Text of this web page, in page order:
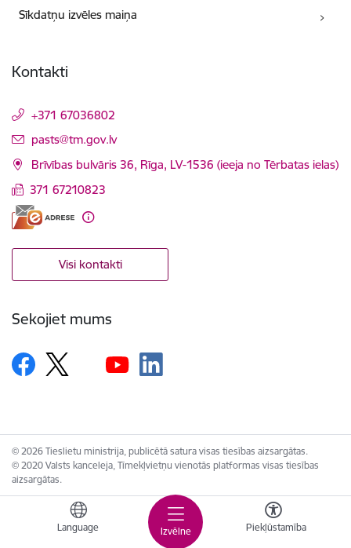
Izvēlne
Language Piekļūstamība
Sīkdatņu izvēles maiņa
Kontakti
+371 67036802
E-pasts:
pasts@tm.gov.lv
Brīvības bulvāris 36, Rīga, LV-1536 (ieeja no Tērbatas ielas)
371 67210823
Visi kontakti
Sekojiet mums
© 2026 Tieslietu ministrija, publicētā satura visas tiesības aizsargātas.
© 2020 Valsts kanceleja, Tīmekļvietņu vienotās platformas visas tiesības
aizsargātas.